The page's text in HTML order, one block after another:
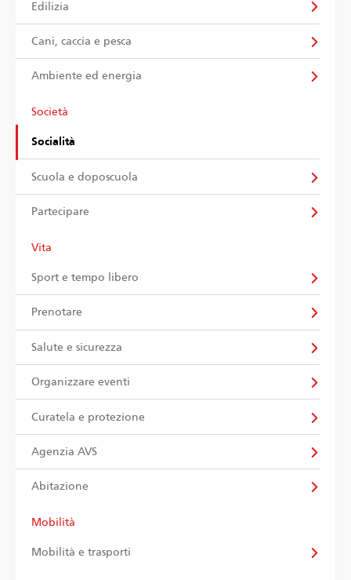
Edilizia
Cani, caccia e pesca
Ambiente ed energia
Società
Socialità
Scuola e doposcuola
Partecipare
Vita
Sport e tempo libero
Prenotare
Salute e sicurezza
Organizzare eventi
Curatela e protezione
Agenzia AVS
Abitazione
Mobilità
Mobilità e trasporti